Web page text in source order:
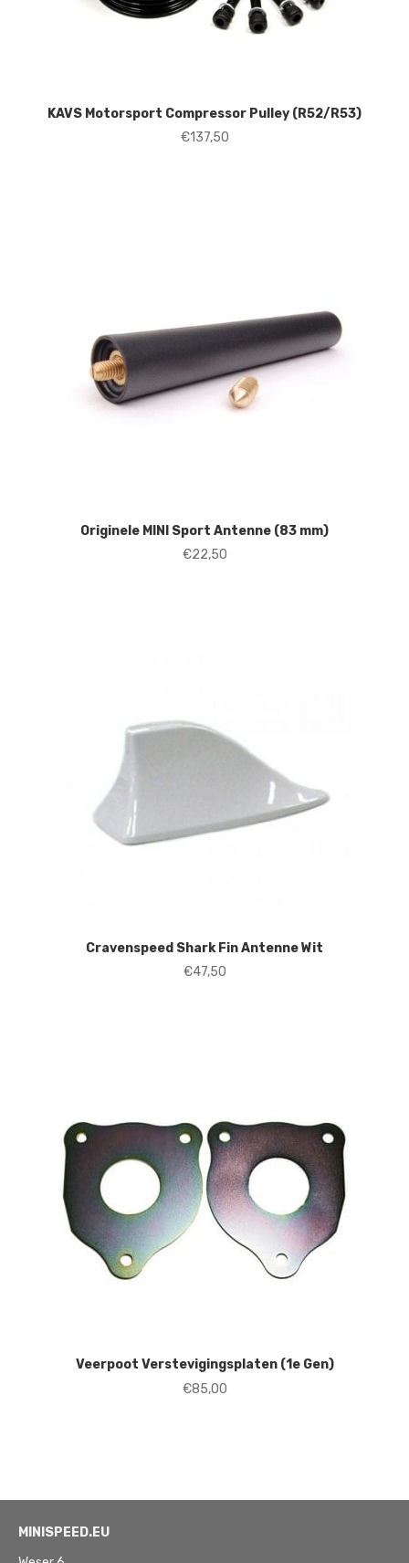
KAVS Motorsport Compressor Pulley (R52/R53)
€137,50
Originele MINI Sport Antenne (83 mm)
€22,50
Cravenspeed Shark Fin Antenne Wit
€47,50
Veerpoot Verstevigingsplaten (1e Gen)
€85,00
MINISPEED.EU